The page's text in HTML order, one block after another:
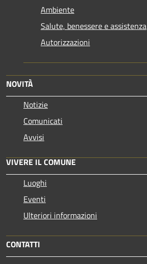
Ambiente
Salute, benessere e assistenza
Autorizzazioni
NOVITÀ
Notizie
Comunicati
Avvisi
VIVERE IL COMUNE
Luoghi
Eventi
Ulteriori informazioni
CONTATTI